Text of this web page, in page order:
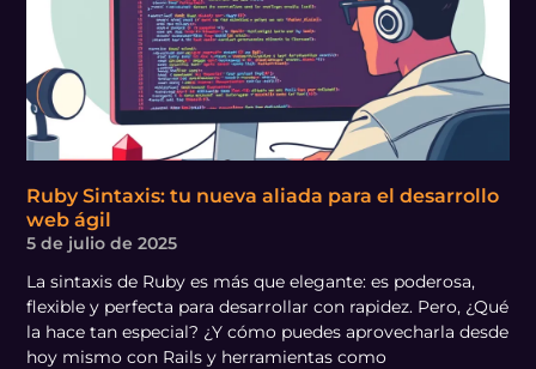
Ruby Sintaxis: tu nueva aliada para el desarrollo
web ágil
5 de julio de 2025
La sintaxis de Ruby es más que elegante: es poderosa,
flexible y perfecta para desarrollar con rapidez. Pero, ¿Qué
la hace tan especial? ¿Y cómo puedes aprovecharla desde
hoy mismo con Rails y herramientas como